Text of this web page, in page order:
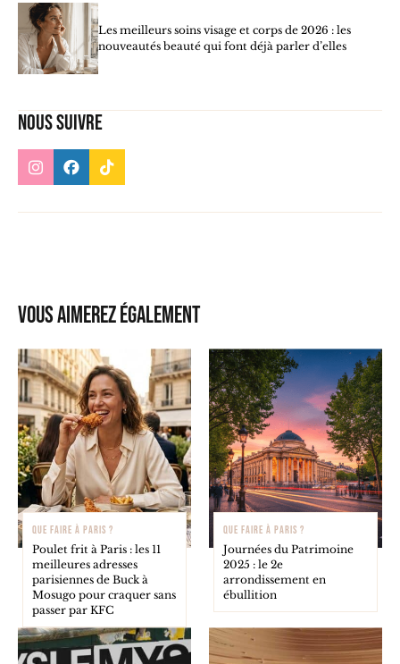
Les meilleurs soins visage et corps de 2026 : les
nouveautés beauté qui font déjà parler d’elles
Nous suivre
Vous aimerez également
QUE FAIRE À PARIS ?
Poulet frit à Paris : les 11
meilleures adresses
parisiennes de Buck à
Mosugo pour craquer sans
passer par KFC
QUE FAIRE À PARIS ?
Journées du Patrimoine
2025 : le 2e
arrondissement en
ébullition